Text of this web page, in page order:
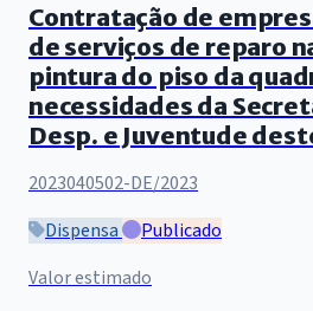
Contratação de
de serviços de reparo
pintura do piso da
necessidades da
Desp. e Juventude
2023040502-DE/2023
Dispensa
Publicado
Valor estimado